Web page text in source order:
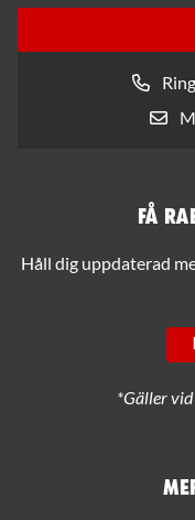
Få
Håll dig uppdaterad
*Gäller